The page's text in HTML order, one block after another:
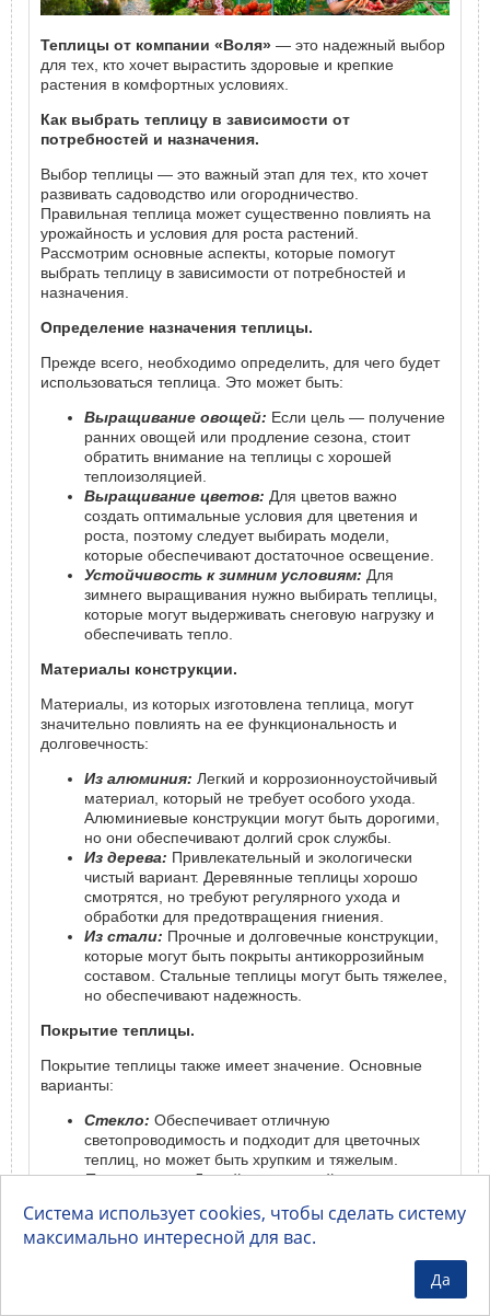
Теплицы от компании «Воля» — это надежный выбор
для тех, кто хочет вырастить здоровые и крепкие
растения в комфортных условиях.
Как выбрать теплицу в зависимости от
потребностей и назначения.
Выбор теплицы — это важный этап для тех, кто хочет
развивать садоводство или огородничество.
Правильная теплица может существенно повлиять на
урожайность и условия для роста растений.
Рассмотрим основные аспекты, которые помогут
выбрать теплицу в зависимости от потребностей и
назначения.
Определение назначения теплицы.
Прежде всего, необходимо определить, для чего будет
использоваться теплица. Это может быть:
Выращивание овощей: Если цель — получение
ранних овощей или продление сезона, стоит
обратить внимание на теплицы с хорошей
теплоизоляцией.
Выращивание цветов: Для цветов важно
создать оптимальные условия для цветения и
роста, поэтому следует выбирать модели,
которые обеспечивают достаточное освещение.
Устойчивость к зимним условиям: Для
зимнего выращивания нужно выбирать теплицы,
которые могут выдерживать снеговую нагрузку и
обеспечивать тепло.
Материалы конструкции.
Материалы, из которых изготовлена теплица, могут
значительно повлиять на ее функциональность и
долговечность:
Из алюминия: Легкий и коррозионноустойчивый
материал, который не требует особого ухода.
Алюминиевые конструкции могут быть дорогими,
но они обеспечивают долгий срок службы.
Из дерева: Привлекательный и экологически
чистый вариант. Деревянные теплицы хорошо
смотрятся, но требуют регулярного ухода и
обработки для предотвращения гниения.
Из стали: Прочные и долговечные конструкции,
которые могут быть покрыты антикоррозийным
составом. Стальные теплицы могут быть тяжелее,
но обеспечивают надежность.
Покрытие теплицы.
Покрытие теплицы также имеет значение. Основные
варианты:
Стекло: Обеспечивает отличную
светопроводимость и подходит для цветочных
теплиц, но может быть хрупким и тяжелым.
Полиэтилен: Легкий и недорогой материал,
он не так долговечен и требует замены через
несколько сезонов.
Современный и популярный
Система использует cookies, чтобы сделать систему
максимально интересной для вас.
Да